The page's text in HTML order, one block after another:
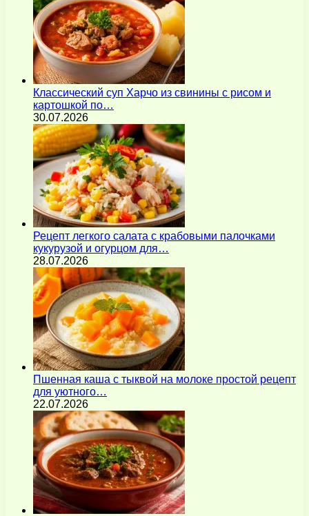
Классический суп Харчо из свинины с рисом и
картошкой по…
30.07.2026
Рецепт легкого салата с крабовыми палочками
кукурузой и огурцом для…
28.07.2026
Пшенная каша с тыквой на молоке простой рецепт
для уютного…
22.07.2026